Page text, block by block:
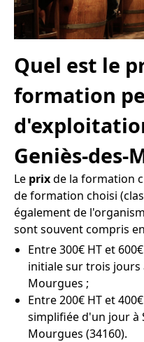
Quel est le
formation
Geniès-des-
Le prixde la formation
de formation choisi
également de
sont souvent compris
Entre 300€ HT et
initiale sur trois jours
Mourgues ;
Entre 200€ HT et
simplifiée d'un jour à
Mourgues (34160).